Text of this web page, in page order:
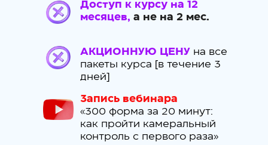
Доступ к курсу на 12
месяцев, а не на 2 мес.
АКЦИОННУЮ ЦЕНУ на все
пакеты курса [в течение 3
дней]
Запись вебинара
«300 форма за 20 минут:
как пройти камеральный
контроль с первого раза»